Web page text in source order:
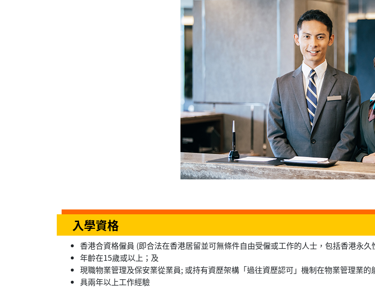
入學資格
香港合資格僱員 (即合法在香港居留並可無條件自由受僱或工作的人士，包括香港永
年齡在15歲或以上；及
現職物業管理及保安業從業員; 或持有資歷架構「過往資歷認可」機制在物業管理業
具兩年以上工作經驗